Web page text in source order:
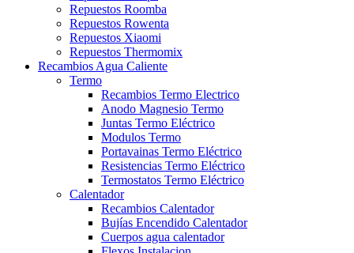
Repuestos Roomba
Repuestos Rowenta
Repuestos Xiaomi
Repuestos Thermomix
Recambios Agua Caliente
Termo
Recambios Termo Electrico
Anodo Magnesio Termo
Juntas Termo Eléctrico
Modulos Termo
Portavainas Termo Eléctrico
Resistencias Termo Eléctrico
Termostatos Termo Eléctrico
Calentador
Recambios Calentador
Bujías Encendido Calentador
Cuerpos agua calentador